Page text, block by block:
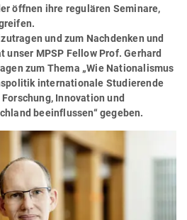
öffnen ihre regulären Seminare,
und zum Nachdenken und
unser MPSP Fellow Prof. Gerhard
zum Thema „Wie Nationalismus
internationale Studierende
Innovation und
beeinflussen“ gegeben.